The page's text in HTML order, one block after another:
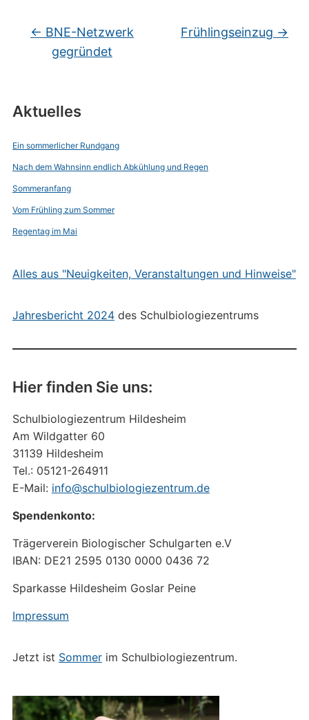
Aktuelles
Ein sommerlicher Rundgang
Nach dem Wahnsinn endlich Abkühlung und Regen
Sommeranfang
Vom Frühling zum Sommer
Regentag im Mai
Alles aus "Neuigkeiten, Veranstaltungen und Hinweise"
Jahresbericht 2024des Schulbiologiezentrums
Hier finden Sie uns:
Schulbiologiezentrum Hildesheim
Am Wildgatter 60
31139 Hildesheim
Tel.: 05121-264911
E-Mail: info@schulbiologiezentrum.de
Spendenkonto:
Trägerverein Biologischer Schulgarten e.V
IBAN: DE21 2595 0130 0000 0436 72
Sparkasse Hildesheim Goslar Peine
Impressum
Jetzt ist Sommerim Schulbiologiezentrum.
← BNE-Netzwerk
gegründet
Frühlingseinzug →